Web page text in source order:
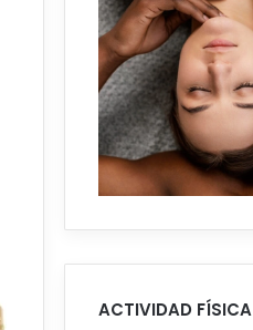
ACTIVIDAD FÍSICA